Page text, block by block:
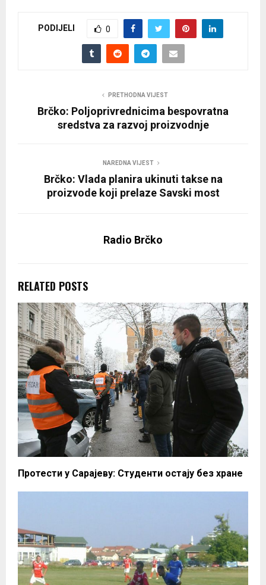
PODIJELI 0
PRETHODNA VIJEST
Brčko: Poljoprivrednicima bespovratna
sredstva za razvoj proizvodnje
NAREDNA VIJEST
Brčko: Vlada planira ukinuti takse na
proizvode koji prelaze Savski most
Radio Brčko
RELATED POSTS
Протести у Сарајеву: Студенти остају без хране